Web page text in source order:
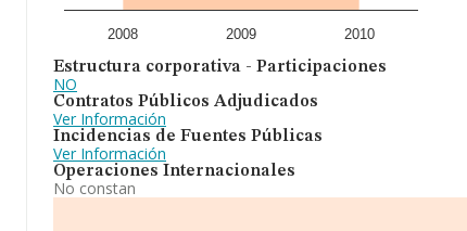
2008 2009 2010
Estructura corporativa - Participaciones
NO
Contratos Públicos Adjudicados
Ver Información
Incidencias de Fuentes Públicas
Ver Información
Operaciones Internacionales
No constan